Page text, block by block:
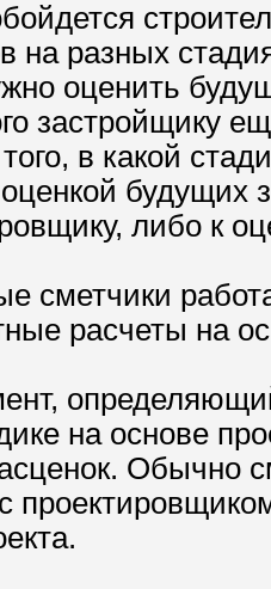
на разных
оценить
застройщику
в какой
будущих
либо к
сметчики
расчеты на
на основе
Обычно